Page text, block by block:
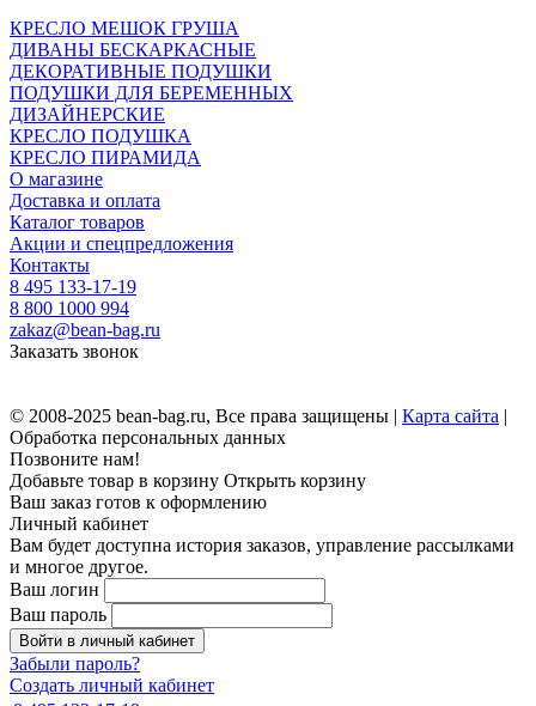
КРЕСЛО МЕШОК ГРУША
ДИВАНЫ БЕСКАРКАСНЫЕ
ДЕКОРАТИВНЫЕ ПОДУШКИ
ПОДУШКИ ДЛЯ БЕРЕМЕННЫХ
ДИЗАЙНЕРСКИЕ
КРЕСЛО ПОДУШКА
КРЕСЛО ПИРАМИДА
О магазине
Доставка и оплата
Каталог товаров
Акции и спецпредложения
Контакты
8 495 133-17-19
8 800 1000 994
zakaz@bean-bag.ru
Заказать звонок
© 2008-2025 bean-bag.ru, Все права защищены | Карта сайта |
Обработка персональных данных
Позвоните нам!
Добавьте товар в корзину Открыть корзину
Ваш заказ готов к оформлению
Личный кабинет
Вам будет доступна история заказов, управление рассылками
и многое другое.
Ваш логин
Ваш пароль
Войти в личный кабинет
Забыли пароль?
Создать личный кабинет